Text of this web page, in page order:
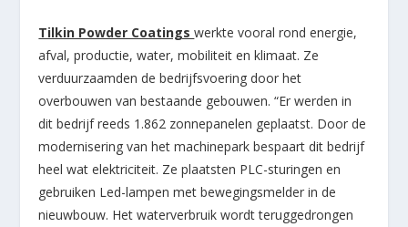
Tilkin Powder Coatingswerkte vooral rond energie,
afval, productie, water, mobiliteit en klimaat. Ze
verduurzaamden de bedrijfsvoering door het
overbouwen van bestaande gebouwen. “Er werden in
dit bedrijf reeds 1.862 zonnepanelen geplaatst. Door de
modernisering van het machinepark bespaart dit bedrijf
heel wat elektriciteit. Ze plaatsten PLC-sturingen en
gebruiken Led-lampen met bewegingsmelder in de
nieuwbouw. Het waterverbruik wordt teruggedrongen